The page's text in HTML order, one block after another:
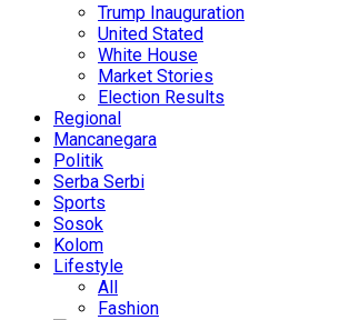
Trump Inauguration
United Stated
White House
Market Stories
Election Results
Regional
Mancanegara
Politik
Serba Serbi
Sports
Sosok
Kolom
Lifestyle
All
Fashion